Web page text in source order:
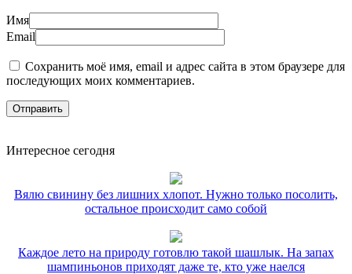
Имя
Email
Сохранить моё имя, email и адрес сайта в этом браузере для
последующих моих комментариев.
Интересное сегодня
Вялю свинину без лишних хлопот. Нужно только посолить,
остальное происходит само собой
Каждое лето на природу готовлю такой шашлык. На запах
шампиньонов приходят даже те, кто уже наелся